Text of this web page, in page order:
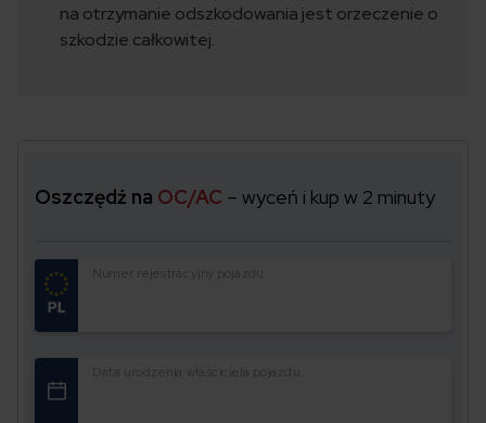
na otrzymanie odszkodowania jest orzeczenie o
szkodzie całkowitej.
Oszczędź na OC/AC – wyceń i kup w 2 minuty
Numer rejestracyjny pojazdu
Data urodzenia właściciela pojazdu